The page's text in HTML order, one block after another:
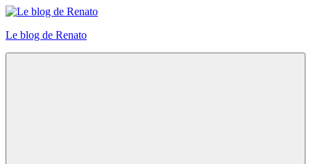
Skip
content
Le blog de Renato